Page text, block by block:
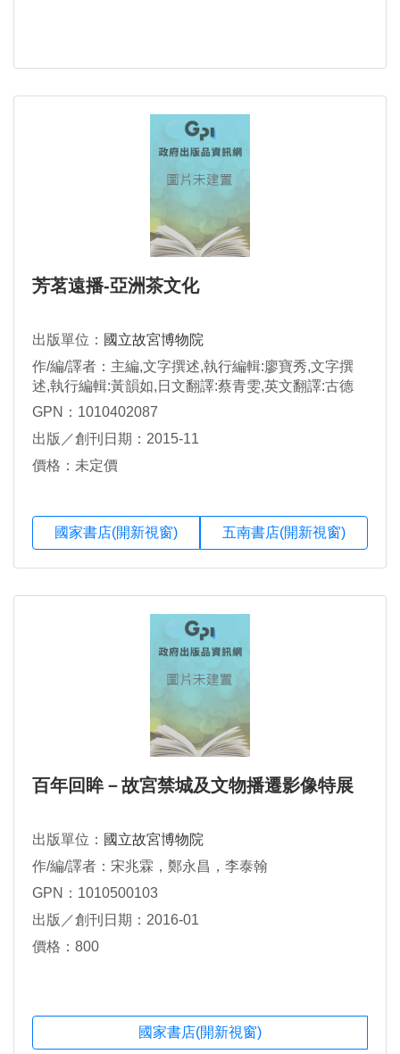
芳茗遠播-亞洲茶文化
出版單位： 國立故宮博物院
作/編/譯者：主編,文字撰述,執行編輯:廖寶秀,文字撰
述,執行編輯:黃韻如,日文翻譯:蔡青雯,英文翻譯:古德
謙,林雨璇
GPN：1010402087
出版／創刊日期：2015-11
價格：未定價
國家書店(開新視窗) 五南書店(開新視窗)
百年回眸－故宮禁城及文物播遷影像特展
出版單位： 國立故宮博物院
作/編/譯者：宋兆霖，鄭永昌，李泰翰
GPN：1010500103
出版／創刊日期：2016-01
價格：800
國家書店(開新視窗)